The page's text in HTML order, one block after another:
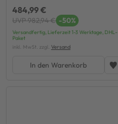
484,99 €
UVP 982,94 € -50%
Versandfertig, Lieferzeit 1-3 Werktage, DHL-
Paket
inkl. MwSt. zzgl. Versand
In den Warenkorb